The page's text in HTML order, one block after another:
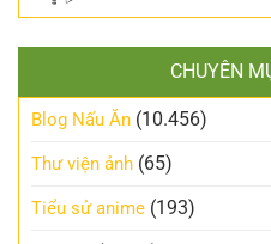
CHUYÊN
Blog Nấu Ăn (10.456)
Thư viện ảnh (65)
Tiểu sử anime (193)